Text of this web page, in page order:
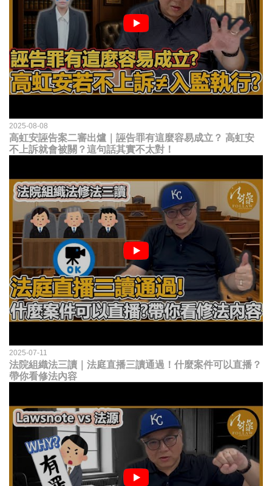
2025-08-08
高虹安誣告案二審出爐｜誣告罪有這麼容易成立？ 高虹安
不上訴就會被關？這句話其實不太對！
2025-07-11
法院組織法三讀｜法庭直播三讀通過！什麼案件可以直播？
帶你看修法內容